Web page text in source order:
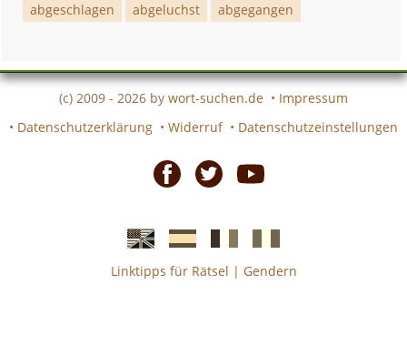
abgeschlagen
abgeluchst abgegangen
(c) 2009 - 2026 by wort-suchen.de • Impressum
• Datenschutzerklärung • Widerruf • Datenschutzeinstellungen
EnglischeSpanischefranzösicheitalienische
Linktipps für Rätsel | Gendern